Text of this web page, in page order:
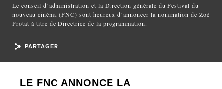
Le conseil d’administration et la Direction générale du Festival du
nouveau cinéma (FNC) sont heureux d’annoncer la nomination de Zoé
Protat à titre de Directrice de la programmation.
PARTAGER
LE FNC ANNONCE LA